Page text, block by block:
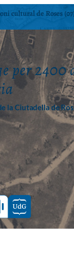
cultural de Roses
per 2400
la Ciutadella de